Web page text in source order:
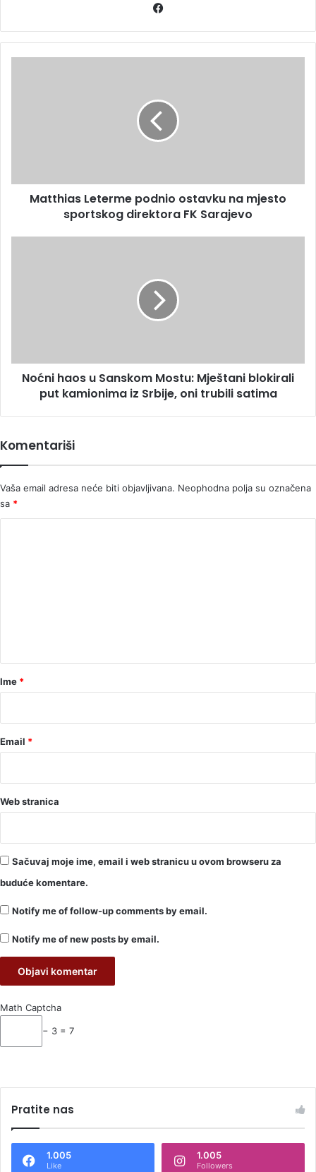
FK
SarajevoMatthias Leterme podnio ostavku na mjesto
sportskog direktora FK Sarajevo
kamionima
Noćni haos u Sanskom Mostu: Mještani blokirali
put kamionima iz Srbije, oni trubili satima
Komentariši
Vaša email adresa neće biti objavljivana. Neophodna polja su označena
sa *
r
Ime *
Email *
Web stranica
Sačuvaj moje ime, email i web stranicu u ovom browseru za
buduće komentare.
Notify me of follow-up comments by email.
Notify me of new posts by email.
Math Captcha
− 3 = 7
Pratite nas
1.005
Like
1.005
Followers